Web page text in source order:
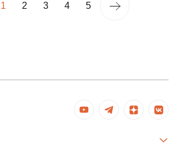
1 2 3 4 5